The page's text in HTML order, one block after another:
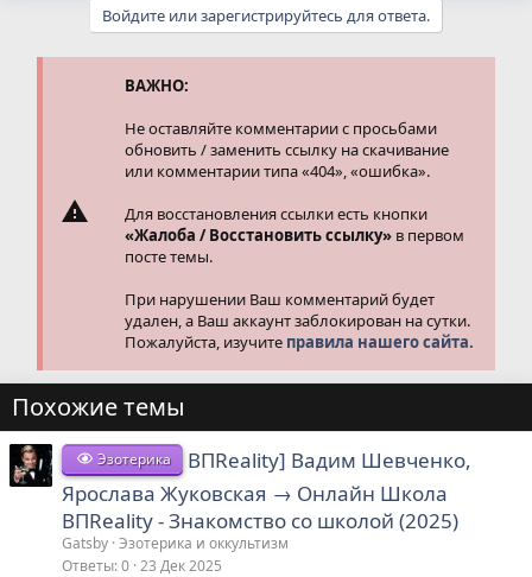
Войдите или зарегистрируйтесь для ответа.
ВАЖНО:
Не оставляйте комментарии с просьбами
обновить / заменить ссылку на скачивание
или комментарии типа «404», «ошибка».
Для восстановления ссылки есть кнопки
«Жалоба / Восстановить ссылку» в первом
посте темы.
При нарушении Ваш комментарий будет
удален, а Ваш аккаунт заблокирован на сутки.
Пожалуйста, изучите правила нашего сайта.
Похожие темы
Эзотерика
ВПReality] Вадим Шевченко,
Ярослава Жуковская → Онлайн Школа
ВПReality - Знакомство со школой (2025)
Gatsby Эзотерика и оккультизм
Ответы 0 23 Дек 2025